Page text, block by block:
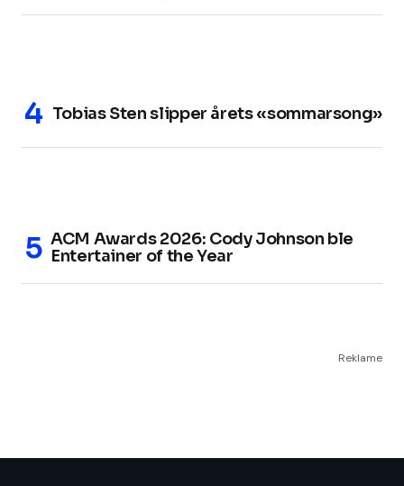
Tobias Sten slipper årets «sommarsong»
ACM Awards 2026: Cody Johnson ble
Entertainer of the Year
Reklame